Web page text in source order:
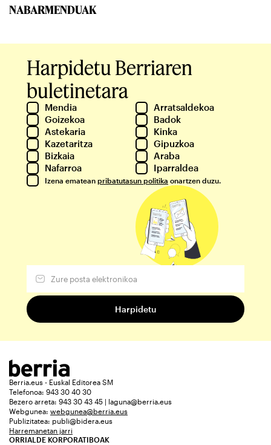
NABARMENDUAK
Harpidetu Berriaren
buletinetara
Mendia
Arratsaldekoa
Goizekoa
Badok
Astekaria
Kinka
Kazetaritza
Gipuzkoa
Bizkaia
Araba
Nafarroa
Iparraldea
Izena ematean pribatutasun politika onartzen duzu.
Berria.eus - Euskal Editorea SM
Telefonoa: 943 30 40 30
Bezero arreta: 943 30 43 45 | laguna@berria.eus
Webgunea: webgunea@berria.eus
Publizitatea: publi@bidera.eus
Harremanetan jarri
ORRIALDE KORPORATIBOAK